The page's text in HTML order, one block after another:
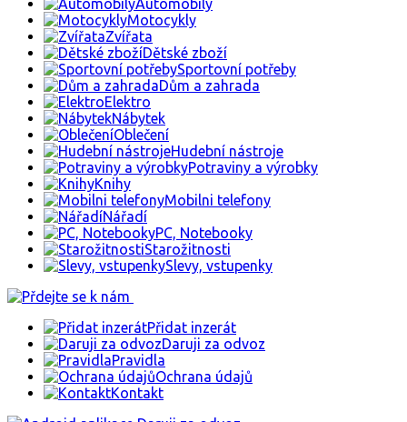
Automobily
Motocykly
Zvířata
Dětské zboží
Sportovní potřeby
Dům a zahrada
Elektro
Nábytek
Oblečení
Hudební nástroje
Potraviny a výrobky
Knihy
Mobilni telefony
Nářadí
PC, Notebooky
Starožitnosti
Slevy, vstupenky
Přidat inzerát
Daruji za odvoz
Pravidla
Ochrana údajů
Kontakt